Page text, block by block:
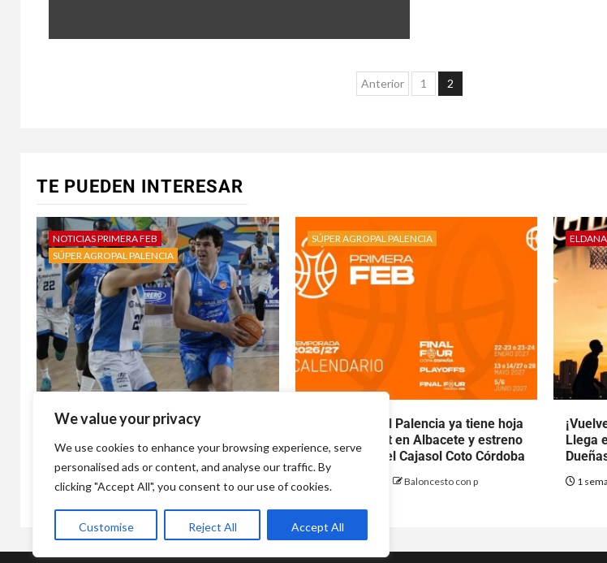
We value your privacy
We use cookies to enhance your browsing experience, serve
personalised ads or content, and analyse our traffic. By
clicking "Accept All", you consent to our use of cookies.
Customise Reject All Accept All
Anterior 1 2
TE PUEDEN INTERESAR
NOTICIAS PRIMERA FEB
SÚPER AGROPAL PALENCIA
Álvaro Martínez, el cupo más
deseado recala en Palencia
Baloncesto.
1 día atrás Bauhauss
SÚPER AGROPAL PALENCIA
Súper Agropal Palencia ya tiene hoja
de ruta , debut en Albacete y estreno
en casa ante el Cajasol Coto Córdoba
1 semana atrás Baloncesto con p
Llega
1